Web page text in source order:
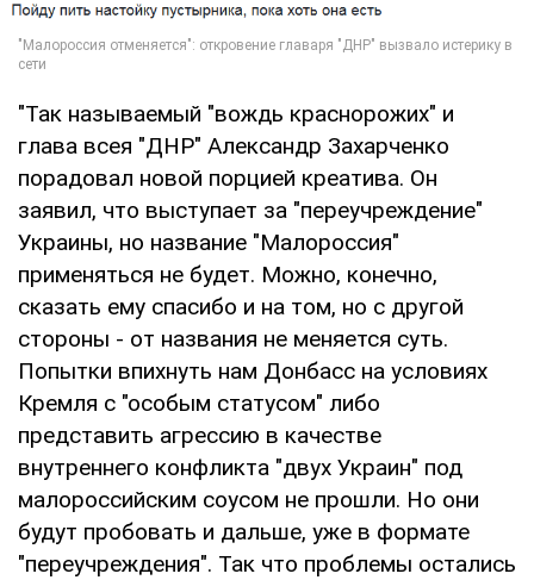
"Так называемый "вождь краснорожих" и
глава всея "ДНР" Александр Захарченко
порадовал новой порцией креатива. Он
заявил, что выступает за "переучреждение"
Украины, но название "Малороссия"
применяться не будет. Можно, конечно,
сказать ему спасибо и на том, но с другой
стороны - от названия не меняется суть.
Попытки впихнуть нам Донбасс на условиях
Кремля с "особым статусом" либо
представить агрессию в качестве
внутреннего конфликта "двух Украин" под
малороссийским соусом не прошли. Но они
будут пробовать и дальше, уже в формате
"переучреждения". Так что проблемы остались